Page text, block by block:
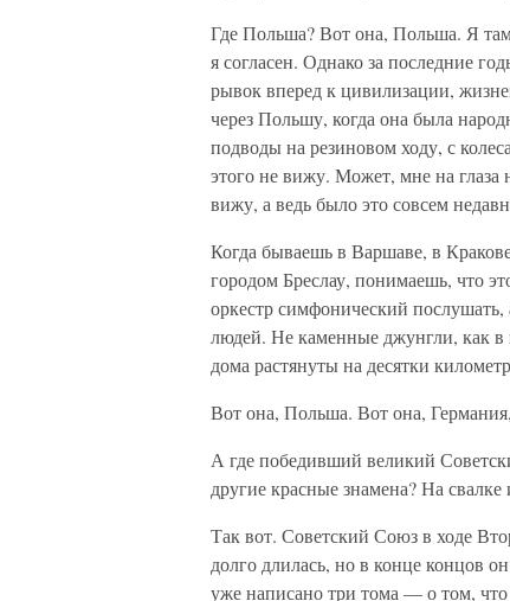
Где Польша? Вот она, Польша. Я
я согласен. Однако за последние
рывок вперед к цивилизации,
через Польшу, когда она была
подводы на резиновом ходу, с
этого не вижу. Может, мне на глаза
вижу, а ведь было это совсем
Когда бываешь в Варшаве, в
городом Бреслау, понимаешь, что
оркестр симфонический
людей. Не каменные джунгли, как в
дома растянуты на десятки
Вот она, Польша. Вот она,
А где победивший великий
другие красные знамена? На
Так вот. Советский Союз в ходе
долго длилась, но в конце концов
уже написано три тома — о том,